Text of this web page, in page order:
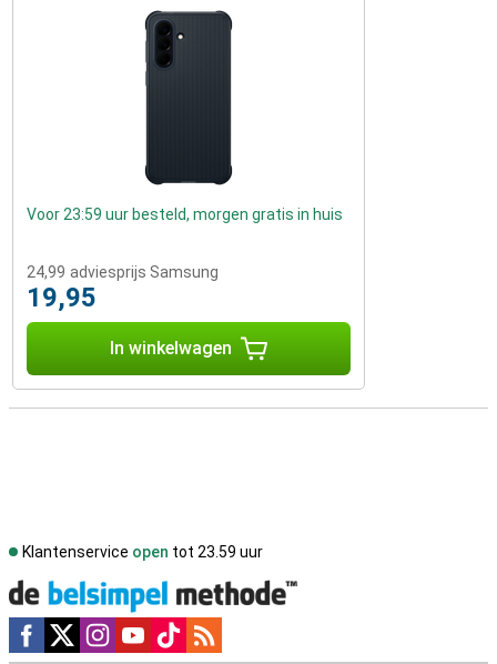
Voor 23:59 uur besteld, morgen gratis in huis
24,99 adviesprijs Samsung
19,95
In winkelwagen
Klantenservice open tot 23.59 uur
Social media